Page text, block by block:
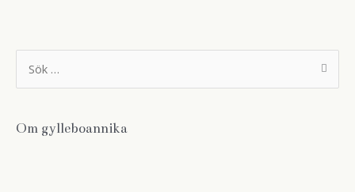
S
e
e
Om gylleboannika